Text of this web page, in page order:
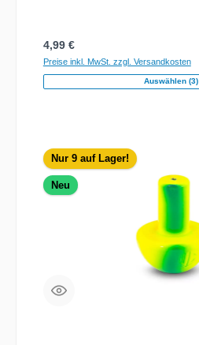
Regulärer Preis:
4,99 €
Preise inkl. MwSt. zzgl. Versandkosten
Auswählen (3)
Nur 9 auf Lager!
Neu